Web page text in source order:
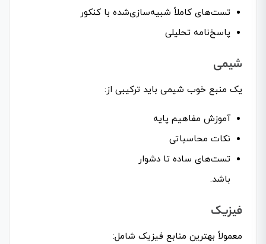
تست‌های کاملاً شبیه‌سازی‌شده با کنکور
پاسخ‌نامه تحلیلی
شیمی
یک منبع خوب شیمی باید ترکیبی از:
آموزش مفاهیم پایه
نکات محاسباتی
تست‌های ساده تا دشوار
باشد.
فیزیک
معمولاً بهترین منابع فیزیک شامل: